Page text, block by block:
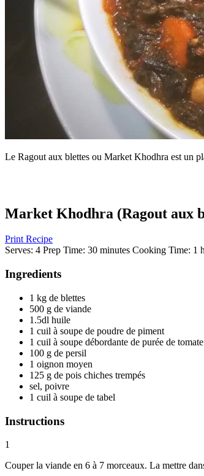
Le Ragout aux blettes ou Market Khodhra est un
Market Khodhra (Ragout aux
Print Recipe
Serves: 4 Prep Time: 30 minutes Cooking Time: 1
Ingredients
1 kg de blettes
500 g de viande
1.5dl huile
1 cuil à soupe de poudre de piment
1 cuil à soupe débordante de purée de tomate
100 g de persil
1 oignon moyen
125 g de pois chiches trempés
sel, poivre
1 cuil à soupe de tabel
Instructions
1
Couper la viande en 6 à 7 morceaux. La mettre